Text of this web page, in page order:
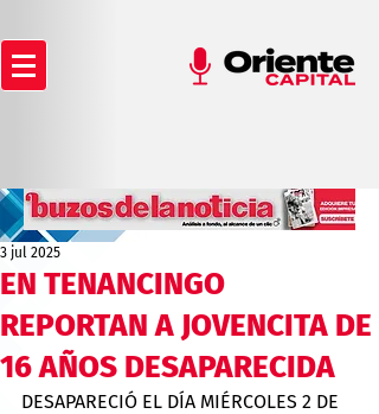
EN TENANCINGO
REPORTAN A JOVENCITA DE
16 AÑOS DESAPARECIDA
3 jul 2025
DESAPARECIÓ EL DÍA MIÉRCOLES 2 DE